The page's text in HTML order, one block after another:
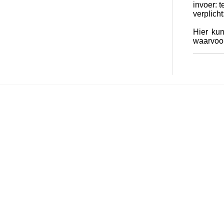
invoer:
Hier